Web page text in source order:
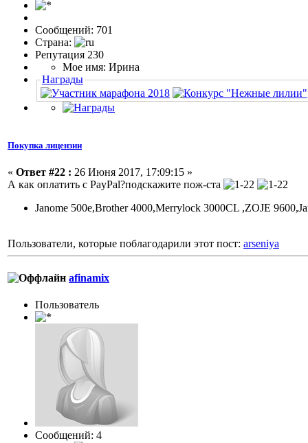
Сообщений: 701
Страна:
Репутация 230
Мое имя: Ирина
Награды
Покупка лицензии
« Ответ #22 : 26 Июня 2017, 17:09:15 »
А как оплатить с РaуPal?подскажите пож-ста
Janome 500e,Brоther 4000,Merrylock 3000CL ,ZOJE
Пользователи, которые поблагодарили этот пост: arseniya
afinamix
Пользователь
Сообщений: 4